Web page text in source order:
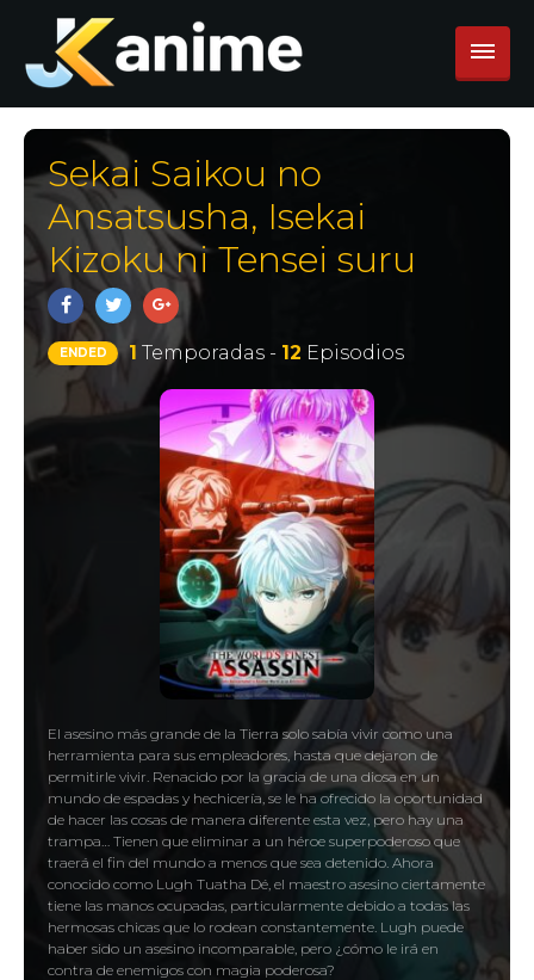
Sekai Saikou no
Ansatsusha, Isekai
Kizoku ni Tensei suru
ENDED 1 Temporadas - 12 Episodios
El asesino más grande de la Tierra solo sabía vivir como una
herramienta para sus empleadores, hasta que dejaron de
permitirle vivir. Renacido por la gracia de una diosa en un
mundo de espadas y hechicería, se le ha ofrecido la oportunidad
de hacer las cosas de manera diferente esta vez, pero hay una
trampa… Tienen que eliminar a un héroe superpoderoso que
traerá el fin del mundo a menos que sea detenido. Ahora
conocido como Lugh Tuatha Dé, el maestro asesino ciertamente
tiene las manos ocupadas, particularmente debido a todas las
hermosas chicas que lo rodean constantemente. Lugh puede
haber sido un asesino incomparable, pero ¿cómo le irá en
contra de enemigos con magia poderosa?